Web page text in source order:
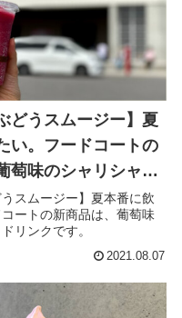
どうスムージー】夏
い。フードコートの
萄味のシャリシャリ
。スムージー】夏本番に飲
ートの新商品は、葡萄味
リンクです。
2021.08.07